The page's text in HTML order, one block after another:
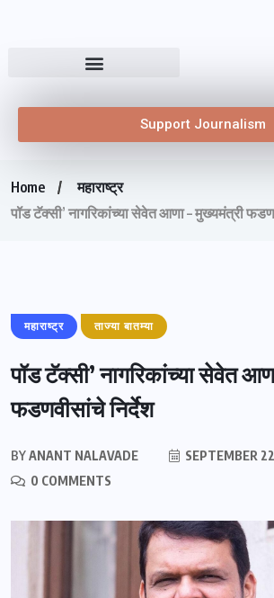
Support Journalism
Home
महाराष्ट्र
पॉड टॅक्सी’ नागरिकांच्या सेवेत आणा – मुख्यमंत्री
महाराष्ट्र ताज्या बातम्या
पॉड टॅक्सी’ नागरिकांच्या सेवेत
फडणवीसांचे निर्देश
BYANANT NALAVADE
SEPTEMBER
0 COMMENTS